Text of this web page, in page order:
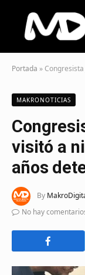
Portada »Congresista
MAKRONOTICIAS
visitó a
años
By
No hay